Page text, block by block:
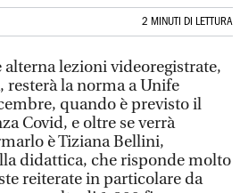
2 MINUTI DI LETTURA
lezioni videoregistrate,
resterà la norma a Unife
quando è previsto il
Covid, e oltre se verrà
è Tiziana Bellini,
didattica, che risponde molto
reiterate in particolare da